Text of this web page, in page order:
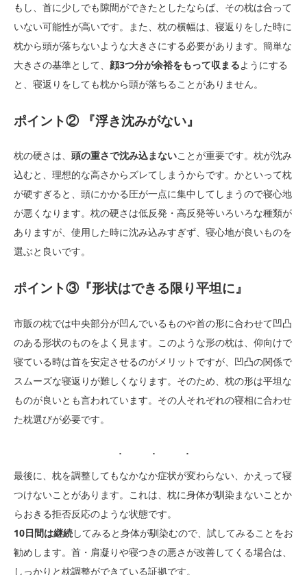
もし、首に少しでも隙間ができたとしたならば、その枕は合って
いない可能性が高いです。また、枕の横幅は、寝返りをした時に
枕から頭が落ちないような大きさにする必要があります。簡単な
大きさの基準として、 顔3つ分が余裕をもって収まるようにする
と、寝返りをしても枕から頭が落ちることがありません。
ポイント② 『浮き沈みがない』
枕の硬さは、 頭の重さで沈み込まないことが重要です。枕が沈み
込むと、理想的な高さからズレてしまうからです。かといって枕
が硬すぎると、頭にかかる圧が一点に集中してしまうので寝心地
が悪くなります。枕の硬さは低反発・高反発等いろいろな種類が
ありますが、使用した時に沈み込みすぎず、寝心地が良いものを
選ぶと良いです。
ポイント③『形状はできる限り平坦に』
市販の枕では中央部分が凹んでいるものや首の形に合わせて凹凸
のある形状のものをよく見ます。このような形の枕は、仰向けで
寝ている時は首を安定させるのがメリットですが、凹凸の関係で
スムーズな寝返りが難しくなります。そのため、枕の形は平坦な
ものが良いとも言われています。その人それぞれの寝相に合わせ
た枕選びが必要です。
最後に、枕を調整してもなかなか症状が変わらない、かえって寝
つけないことがあります。これは、枕に身体が馴染まないことか
らおきる拒否反応のような状態です。
10日間は継続してみると身体が馴染むので、試してみることをお
勧めします。首・肩凝りや寝つきの悪さが改善してくる場合は、
しっかりと枕調整ができている証拠です。